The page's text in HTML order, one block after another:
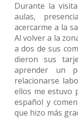
Durante la
aulas,
acercarme a la
Al volver a la
a dos de sus
dieron sus
aprender un
relacionarse
ellos me estuvo
español y
que hizo más